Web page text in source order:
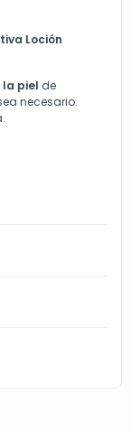
Loción
piel de
necesario.